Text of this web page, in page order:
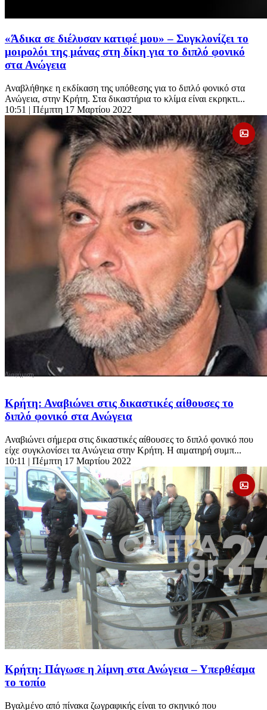
«Άδικα σε διέλυσαν κατιφέ μου» – Συγκλονίζει το
μοιρολόι της μάνας στη δίκη για το διπλό φονικό
στα Ανώγεια
Αναβλήθηκε η εκδίκαση της υπόθεσης για το διπλό φονικό στα
Ανώγεια, στην Κρήτη. Στα δικαστήρια το κλίμα είναι εκρηκτι...
10:51 | Πέμπτη 17 Μαρτίου 2022
Κρήτη: Αναβιώνει στις δικαστικές αίθουσες το
διπλό φονικό στα Ανώγεια
Αναβιώνει σήμερα στις δικαστικές αίθουσες το διπλό φονικό που
είχε συγκλονίσει τα Ανώγεια στην Κρήτη. Η αιματηρή συμπ...
10:11 | Πέμπτη 17 Μαρτίου 2022
Κρήτη: Πάγωσε η λίμνη στα Ανώγεια – Υπερθέαμα
το τοπίο
Βγαλμένο από πίνακα ζωγραφικής είναι το σκηνικό που